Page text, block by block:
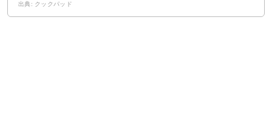
出典: クックパッド